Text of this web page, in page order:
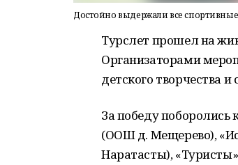
Достойно выдержали все
Турслет прошел на
Организаторами
детского творчества
За победу
(ООШ д. Мещерево),
Наратасты),